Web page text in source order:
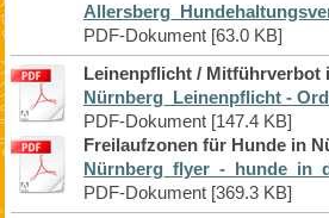
PDF-Dokument [63.0 KB]
Leinenpflicht / Mitführverbot
Nürnberg_Leinenpflicht -
PDF-Dokument [147.4 KB]
Freilaufzonen für Hunde in
Nürnberg_flyer_-
PDF-Dokument [369.3 KB]